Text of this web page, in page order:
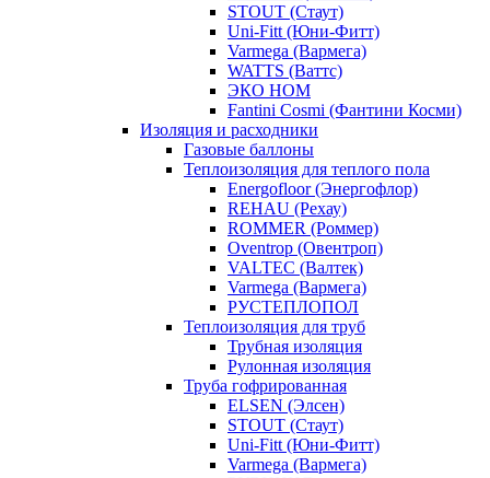
STOUT (Стаут)
Uni-Fitt (Юни-Фитт)
Varmega (Вармега)
WATTS (Ваттс)
ЭКО НОМ
Fantini Cosmi (Фантини Косми)
Изоляция и расходники
Газовые баллоны
Теплоизоляция для теплого пола
Energofloor (Энергофлор)
REHAU (Рехау)
ROMMER (Роммер)
Oventrop (Овентроп)
VALTEC (Валтек)
Varmega (Вармега)
РУСТЕПЛОПОЛ
Теплоизоляция для труб
Трубная изоляция
Рулонная изоляция
Труба гофрированная
ELSEN (Элсен)
STOUT (Стаут)
Uni-Fitt (Юни-Фитт)
Varmega (Вармега)